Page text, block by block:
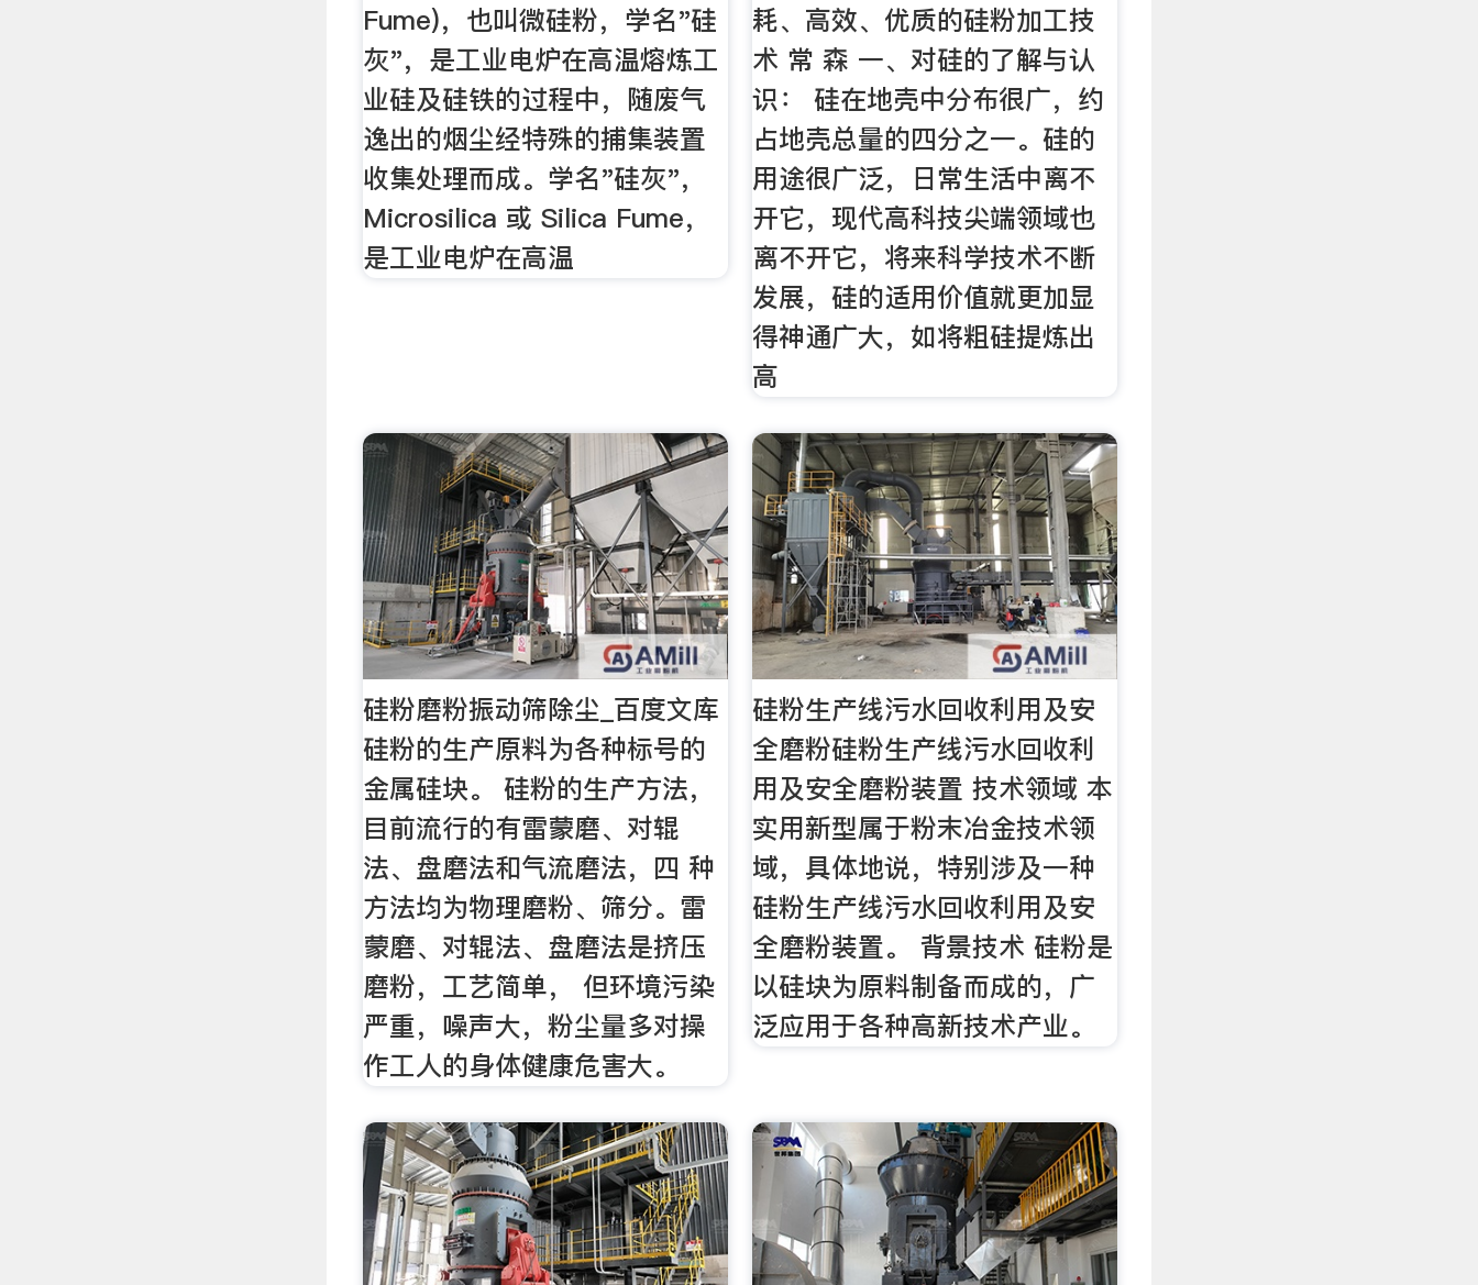
Fume)，也叫微硅粉，学名"硅
灰"，是工业电炉在高温熔炼工
业硅及硅铁的过程中，随废气
逸出的烟尘经特殊的捕集装置
收集处理而成。学名"硅灰"，
Microsilica 或 Silica Fume，
是工业电炉在高温
耗、高效、优质的硅粉加工技
术 常 森 一、对硅的了解与认
识： 硅在地壳中分布很广，约
占地壳总量的四分之一。硅的
用途很广泛，日常生活中离不
开它，现代高科技尖端领域也
离不开它，将来科学技术不断
发展，硅的适用价值就更加显
得神通广大，如将粗硅提炼出
高
硅粉磨粉振动筛除尘_百度文库
硅粉的生产原料为各种标号的
金属硅块。 硅粉的生产方法，
目前流行的有雷蒙磨、对辊
法、盘磨法和气流磨法，四 种
方法均为物理磨粉、筛分。雷
蒙磨、对辊法、盘磨法是挤压
磨粉，工艺简单， 但环境污染
严重，噪声大，粉尘量多对操
作工人的身体健康危害大。
硅粉生产线污水回收利用及安
全磨粉硅粉生产线污水回收利
用及安全磨粉装置 技术领域 本
实用新型属于粉末冶金技术领
域，具体地说，特别涉及一种
硅粉生产线污水回收利用及安
全磨粉装置。 背景技术 硅粉是
以硅块为原料制备而成的，广
泛应用于各种高新技术产业。